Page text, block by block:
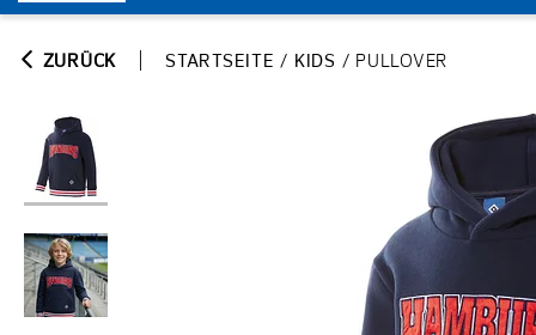
ZURÜCK STARTSEITE / KIDS / PULLOVER